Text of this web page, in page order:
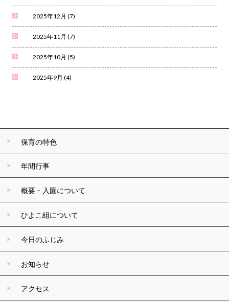
2025年12月 (7)
2025年11月 (7)
2025年10月 (5)
2025年9月 (4)
保育の特色
年間行事
概要・入園について
ひよこ組について
今日のふじみ
お知らせ
アクセス